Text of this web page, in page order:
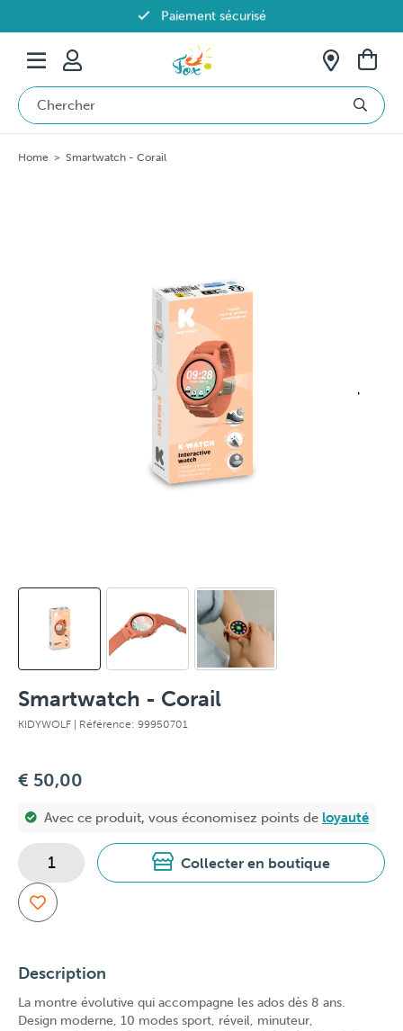
Paiement sécurisé
Livraison offerte dès 69€ en Belgique
Home > Smartwatch - Corail
Smartwatch - Corail
KIDYWOLF | Référence: 99950701
€ 50,00
Avec ce produit, vous économisez points de loyauté
Collecter en boutique
Description
La montre évolutive qui accompagne les ados dès 8 ans.
Design moderne, 10 modes sport, réveil, minuteur,